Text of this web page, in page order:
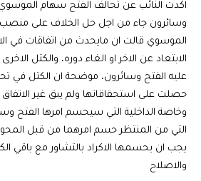
اكدت النائب عن تحالف الفتح سهام الموسوي
وسائرون جاء من اجل حل الخلاف على منصب
الموسوي قالت ان مايحدث من اتفاقات في
الابتعاد عن الاخر او الغاء دوره، والكتل
عليه الفتح وسائرون، موضحة ان الكتل في
حصلت على استحقاقاتها ولم يبق غير الاتفاق
وخاصة الداخلية التي سيحسم امرها الفتح
التي من المنتظر حسم امرهما من قبل المحور
يجب ان يحسمها الاكراد بالتشاور مع باقي
والاصلاح